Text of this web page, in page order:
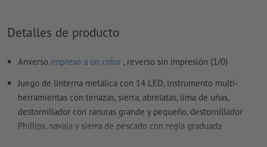
extensión JPEG o TIFF
datos vectorialesen nuestro centro de ayuda.
No corregimos lasfaltas de ortografía y de sintaxis
¿Cómo creo archivos de impresión correctamente?
Detalles de producto
Anverso impreso a un color , reverso sin impresión (1/0)
Juego de linterna metálica con 14 LED, instrumento multi-
herramientas con tenazas, sierra, abrelatas, lima de uñas,
destornillador con ranuras grande y pequeño, destornillador
Phillips, navaja y sierra de pescado con regla graduada